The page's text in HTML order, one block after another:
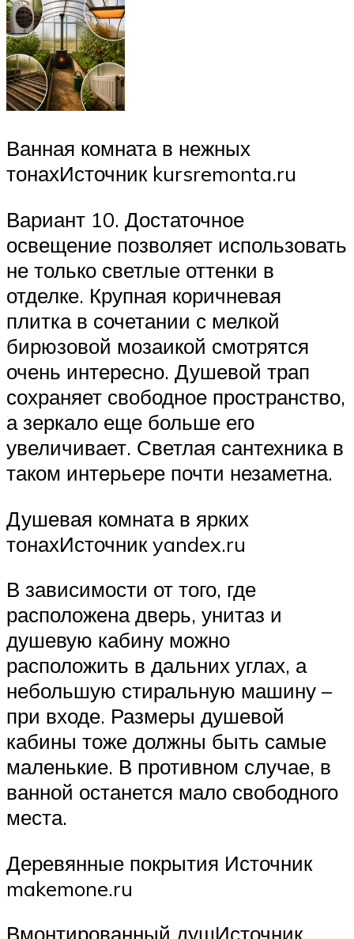
Ванная комната в нежных
тонахИсточник kursremonta.ru
Вариант 10. Достаточное
освещение позволяет использовать
не только светлые оттенки в
отделке. Крупная коричневая
плитка в сочетании с мелкой
бирюзовой мозаикой смотрятся
очень интересно. Душевой трап
сохраняет свободное пространство,
а зеркало еще больше его
увеличивает. Светлая сантехника в
таком интерьере почти незаметна.
Душевая комната в ярких
тонахИсточник yandex.ru
В зависимости от того, где
расположена дверь, унитаз и
душевую кабину можно
расположить в дальних углах, а
небольшую стиральную машину –
при входе. Размеры душевой
кабины тоже должны быть самые
маленькие. В противном случае, в
ванной останется мало свободного
места.
Деревянные покрытия Источник
makemone.ru
Вмонтированный душИсточник